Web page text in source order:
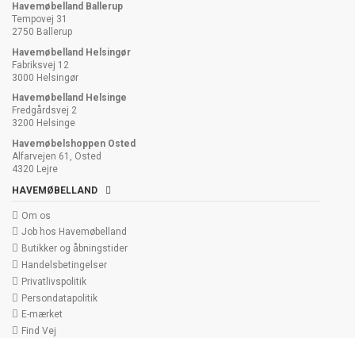
Havemøbelland Ballerup
Tempovej 31
2750 Ballerup
Havemøbelland Helsingør
Fabriksvej 12
3000 Helsingør
Havemøbelland Helsinge
Fredgårdsvej 2
3200 Helsinge
Havemøbelshoppen Osted
Alfarvejen 61, Osted
4320 Lejre
HAVEMØBELLAND
Om os
Job hos Havemøbelland
Butikker og åbningstider
Handelsbetingelser
Privatlivspolitik
Persondatapolitik
E-mærket
Find Vej